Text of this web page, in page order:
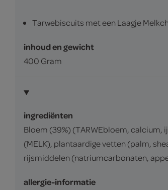
Tarwebiscuits met een Laagje
inhoud en gewicht
400 Gram
ingrediënten
Bloem (39%) (TARWEbloem,
(MELK), plantaardige vetten (palm,
rijsmiddelen (natriumcarbonaten,
allergie-informatie